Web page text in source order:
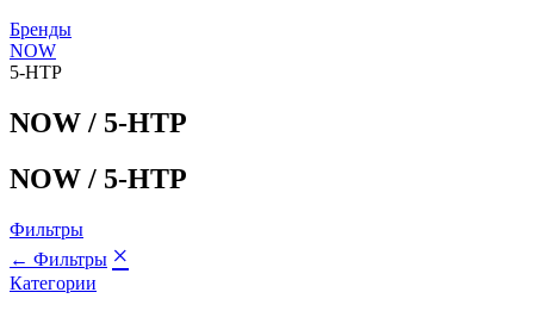
Бренды
NOW
5-HTP
NOW / 5-HTP
NOW / 5-HTP
Фильтры
← Фильтры ×
Категории